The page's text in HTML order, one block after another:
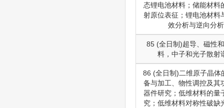
态锂电池材料；储能材料
射原位表征；锂电池材料
效分析与逆向分析
85 (全日制)超导、磁性
料，中子和光子散射
86 (全日制)二维原子晶体
备与加工、物性调控及其
器件研究；低维材料的量
究；低维材料对称性破缺